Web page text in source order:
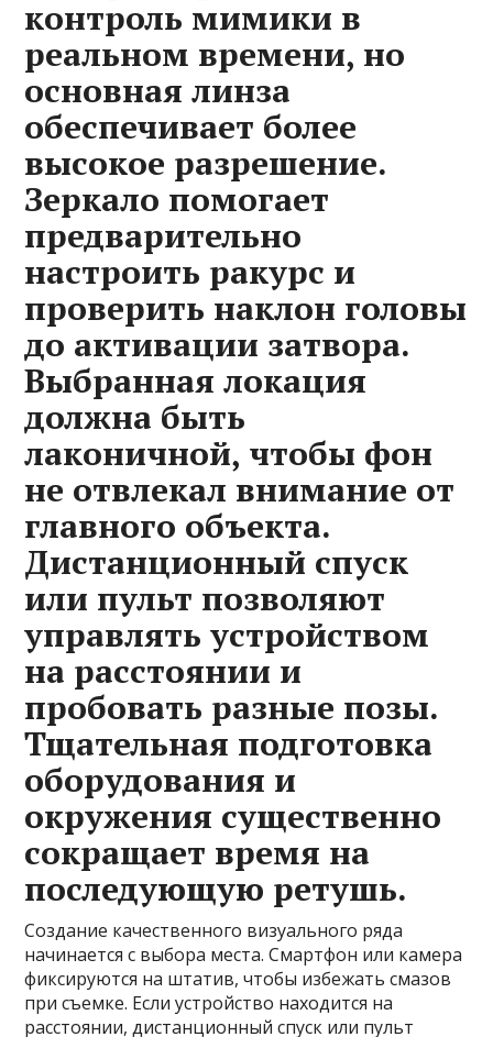
контроль мимики в
реальном времени, но
основная линза
обеспечивает более
высокое разрешение.
Зеркало помогает
предварительно
настроить ракурс и
проверить наклон головы
до активации затвора.
Выбранная локация
должна быть
лаконичной, чтобы фон
не отвлекал внимание от
главного объекта.
Дистанционный спуск
или пульт позволяют
управлять устройством
на расстоянии и
пробовать разные позы.
Тщательная подготовка
оборудования и
окружения существенно
сокращает время на
последующую ретушь.
Создание качественного визуального ряда
начинается с выбора места. Смартфон или камера
фиксируются на штатив, чтобы избежать смазов
при съемке. Если устройство находится на
расстоянии, дистанционный спуск или пульт